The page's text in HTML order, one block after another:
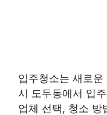
입주청소는 새로
시 도두동에서 입
업체 선택, 청소 방